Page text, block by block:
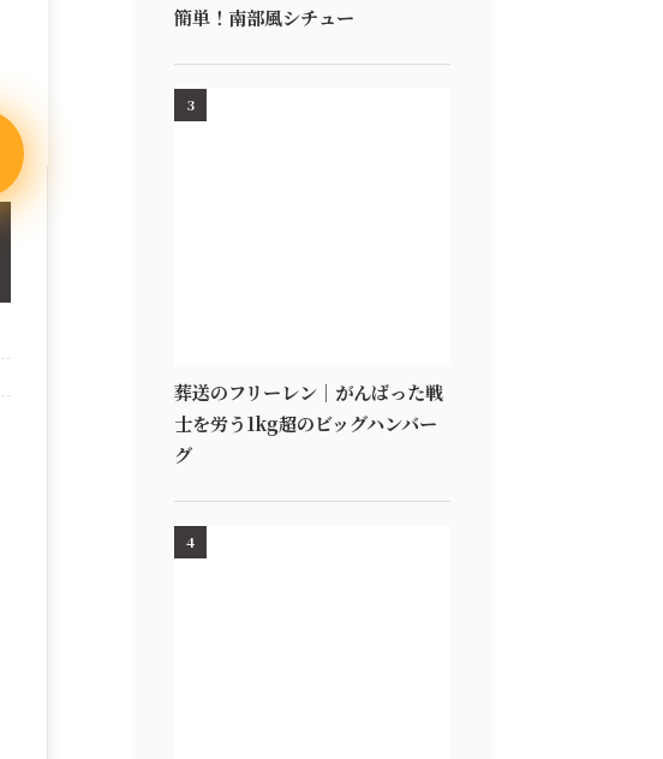
簡単！南部風シチュー
3
葬送のフリーレン｜がんばった戦
士を労う1kg超のビッグハンバー
グ
4